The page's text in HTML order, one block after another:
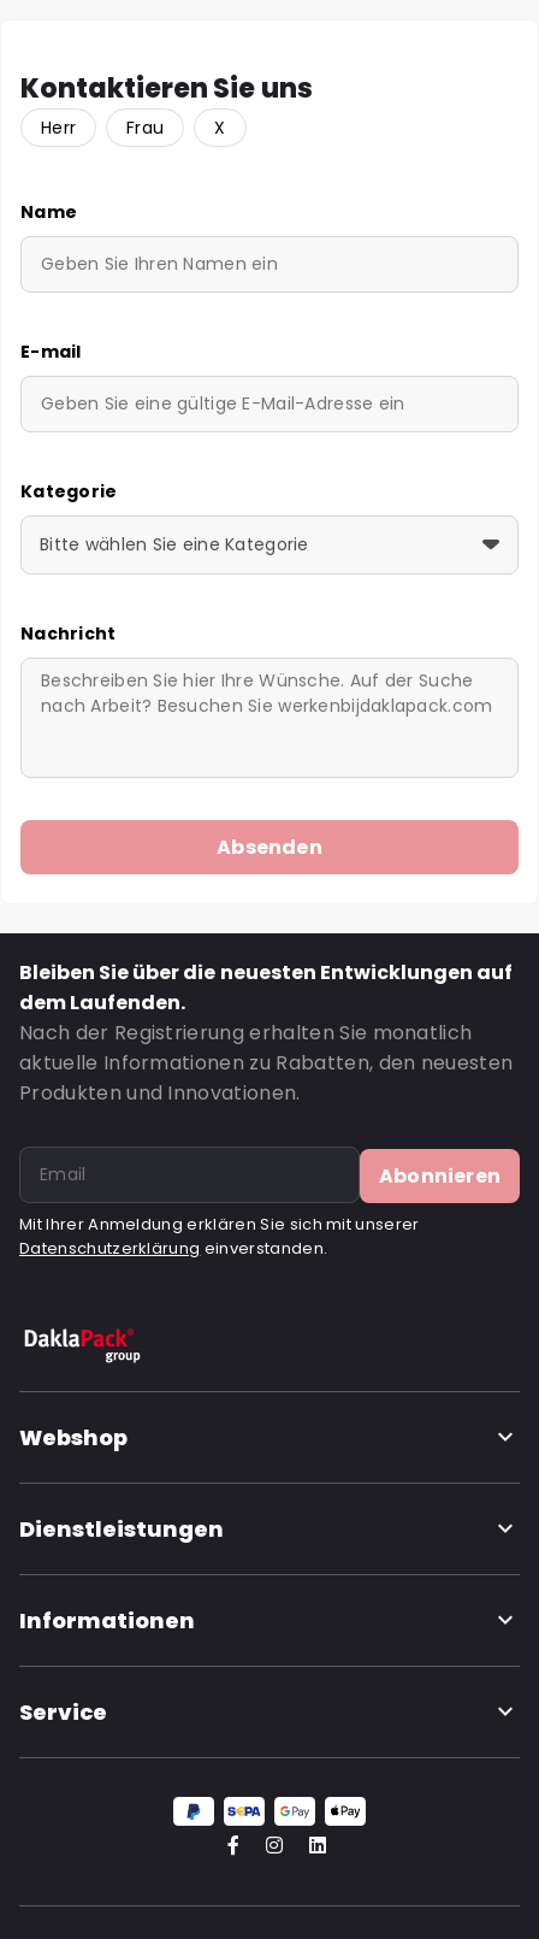
Kontaktieren Sie uns
Herr Frau X
Name
E-mail
Kategorie
Bitte wählen Sie eine Kategorie
Nachricht
Bleiben Sie über die neuesten Entwicklungen auf
dem Laufenden.
Nach der Registrierung erhalten Sie monatlich
aktuelle Informationen zu Rabatten, den neuesten
Produkten und Innovationen.
Abonnieren
Mit Ihrer Anmeldung erklären Sie sich mit unserer
Datenschutzerklärung einverstanden.
Webshop
Dienstleistungen
Informationen
Service